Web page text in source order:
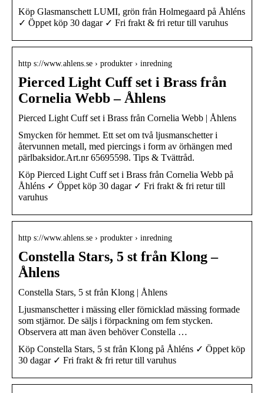
Köp Glasmanschett LUMI, grön från Holmegaard på Åhléns
✓ Öppet köp 30 dagar ✓ Fri frakt & fri retur till varuhus
http s://www.ahlens.se › produkter › inredning
Pierced Light Cuff set i Brass från
Cornelia Webb – Åhlens
Pierced Light Cuff set i Brass från Cornelia Webb | Åhlens
Smycken för hemmet. Ett set om två ljusmanschetter i
återvunnen metall, med piercings i form av örhängen med
pärlbaksidor.Art.nr 65695598. Tips & Tvättråd.
Köp Pierced Light Cuff set i Brass från Cornelia Webb på
Åhléns ✓ Öppet köp 30 dagar ✓ Fri frakt & fri retur till
varuhus
http s://www.ahlens.se › produkter › inredning
Constella Stars, 5 st från Klong –
Åhlens
Constella Stars, 5 st från Klong | Åhlens
Ljusmanschetter i mässing eller förnicklad mässing formade
som stjärnor. De säljs i förpackning om fem stycken.
Observera att man även behöver Constella …
Köp Constella Stars, 5 st från Klong på Åhléns ✓ Öppet köp
30 dagar ✓ Fri frakt & fri retur till varuhus